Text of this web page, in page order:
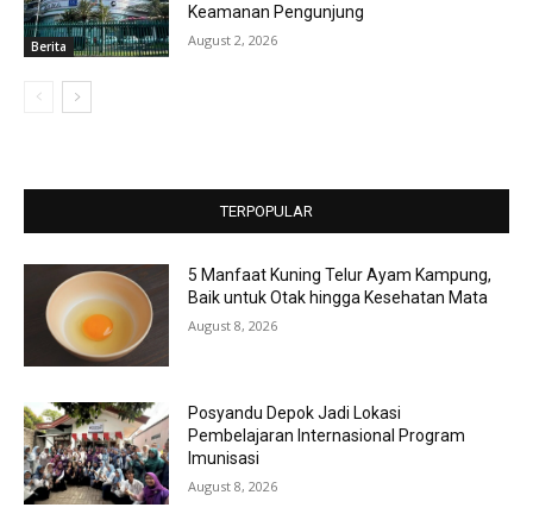
Berita
Keamanan Pengunjung
August 2, 2026
TERPOPULAR
5 Manfaat Kuning Telur Ayam Kampung,
Baik untuk Otak hingga Kesehatan Mata
August 8, 2026
Posyandu Depok Jadi Lokasi
Pembelajaran Internasional Program
Imunisasi
August 8, 2026